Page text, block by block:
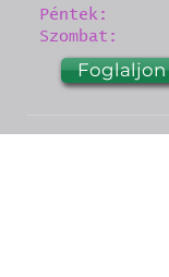
Péntek:
Szombat: